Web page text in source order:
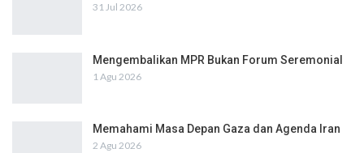
31 Jul 2026
Mengembalikan MPR Bukan Forum Seremonial
1 Agu 2026
Memahami Masa Depan Gaza dan Agenda Iran
2 Agu 2026